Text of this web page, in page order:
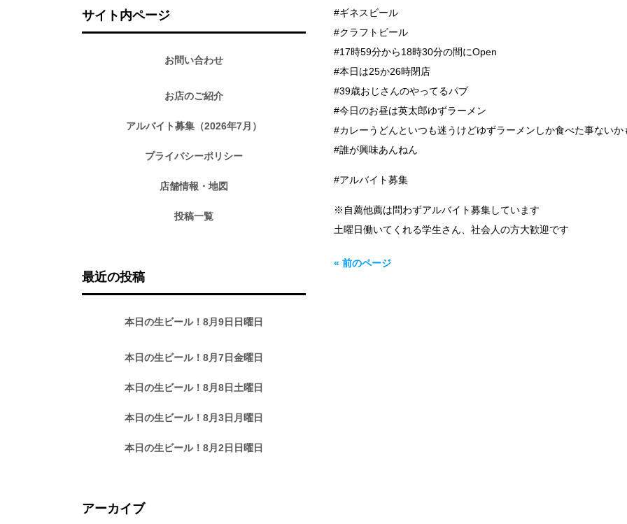
#ギネスビール
#クラフトビール
#17時59分から18時30分の間にOpen
#本日は25か26時閉店
#39歳おじさんのやってるパブ
#今日のお昼は英太郎ゆずラーメン
#カレーうどんといつも迷うけどゆずラーメンしか食べた事ないか
#誰が興味あんねん
#アルバイト募集
※自薦他薦は問わずアルバイト募集しています
土曜日働いてくれる学生さん、社会人の方大歓迎です
« 前のページ
サイト内ページ
お問い合わせ
お店のご紹介
アルバイト募集（2026年7月）
プライバシーポリシー
店舗情報・地図
投稿一覧
最近の投稿
本日の生ビール！8月9日日曜日
本日の生ビール！8月7日金曜日
本日の生ビール！8月8日土曜日
本日の生ビール！8月3日月曜日
本日の生ビール！8月2日日曜日
アーカイブ